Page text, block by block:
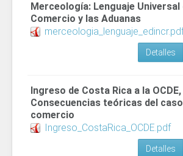
Merceología: Lenguaje Universal
Comercio y las Aduanas
Detalles
Ingreso de Costa Rica a la OCDE,
Consecuencias teóricas del
comercio
Ingreso_CostaRica_OCDE.pdf
Detalles